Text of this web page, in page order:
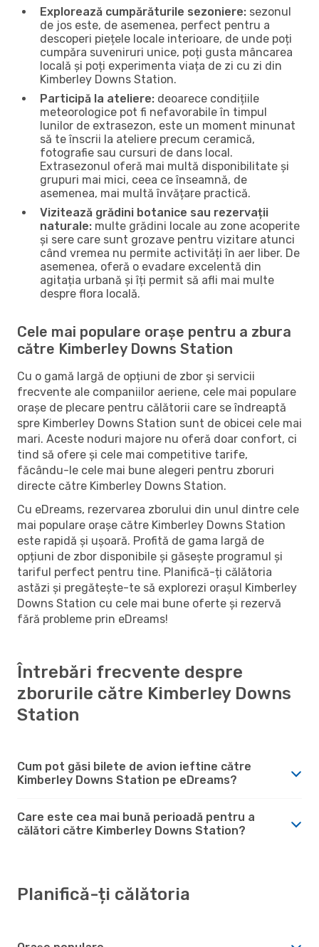
Explorează cumpărăturile sezoniere: sezonul
de jos este, de asemenea, perfect pentru a
descoperi piețele locale interioare, de unde poți
cumpăra suveniruri unice, poți gusta mâncarea
locală și poți experimenta viața de zi cu zi din
Kimberley Downs Station.
Participă la ateliere: deoarece condițiile
meteorologice pot fi nefavorabile în timpul
lunilor de extrasezon, este un moment minunat
să te înscrii la ateliere precum ceramică,
fotografie sau cursuri de dans local.
Extrasezonul oferă mai multă disponibilitate și
grupuri mai mici, ceea ce înseamnă, de
asemenea, mai multă învățare practică.
Vizitează grădini botanice sau rezervații
naturale: multe grădini locale au zone acoperite
și sere care sunt grozave pentru vizitare atunci
când vremea nu permite activități în aer liber. De
asemenea, oferă o evadare excelentă din
agitația urbană și îți permit să afli mai multe
despre flora locală.
Cele mai populare orașe pentru a zbura
către Kimberley Downs Station
Cu o gamă largă de opțiuni de zbor și servicii
frecvente ale companiilor aeriene, cele mai populare
orașe de plecare pentru călătorii care se îndreaptă
spre Kimberley Downs Station sunt de obicei cele mai
mari. Aceste noduri majore nu oferă doar confort, ci
tind să ofere și cele mai competitive tarife,
făcându-le cele mai bune alegeri pentru zboruri
directe către Kimberley Downs Station.
Cu eDreams, rezervarea zborului din unul dintre cele
mai populare orașe către Kimberley Downs Station
este rapidă și ușoară. Profită de gama largă de
opțiuni de zbor disponibile și găsește programul și
tariful perfect pentru tine. Planifică-ți călătoria
astăzi și pregătește-te să explorezi orașul Kimberley
Downs Station cu cele mai bune oferte și rezervă
fără probleme prin eDreams!
Întrebări frecvente despre
zborurile către Kimberley Downs
Station
Cum pot găsi bilete de avion ieftine către
Kimberley Downs Station pe eDreams?
Care este cea mai bună perioadă pentru a
călători către Kimberley Downs Station?
Planifică-ți călătoria